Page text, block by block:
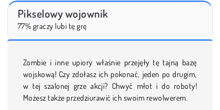
Pikselowy wojownik
77% graczy lubi tę grę
Zombie i inne upiory właśnie przejęły tę tajną bazę
wojskową! Czy zdołasz ich pokonać, jeden po drugim,
w tej szalonej grze akcji? Chwyć młot i do roboty!
Możesz także przedziurawić ich swoim rewolwerem.